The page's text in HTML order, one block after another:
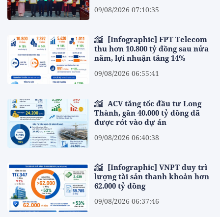
09/08/2026 07:10:35
thu hơn 10.800 tỷ đồng sau nửa
năm, lợi nhuận tăng 14%
09/08/2026 06:55:41
Thành, gần 40.000 tỷ đồng đã
được rót vào dự án
09/08/2026 06:40:38
lượng tài sản thanh khoản hơn
62.000 tỷ đồng
09/08/2026 06:37:46